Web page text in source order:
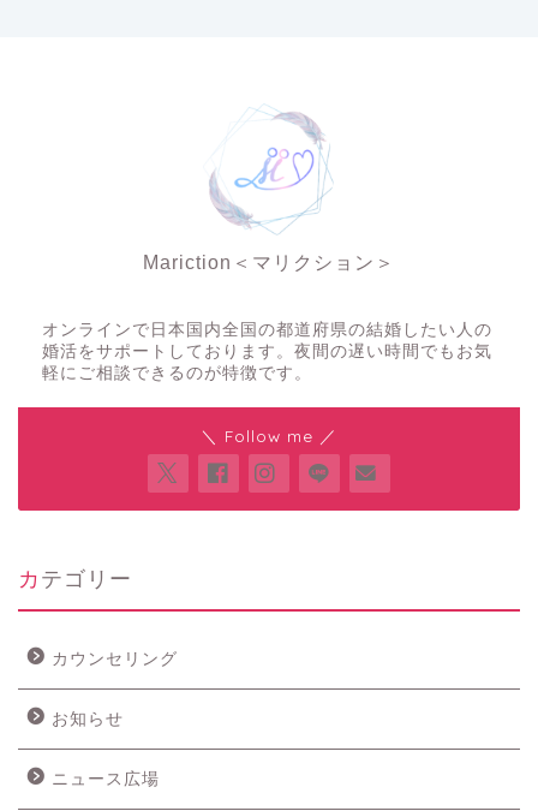
Mariction＜マリクション＞
オンラインで日本国内全国の都道府県の結婚したい人の
婚活をサポートしております。夜間の遅い時間でもお気
軽にご相談できるのが特徴です。
＼ Follow me ／
カテゴリー
カウンセリング
お知らせ
ニュース広場